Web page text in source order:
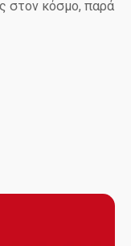
στον κόσμο, παρά